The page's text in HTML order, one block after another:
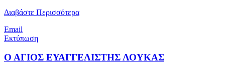
Διαβάστε Περισσότερα
Email
Εκτύπωση
Ο ΑΓΙΟΣ ΕΥΑΓΓΕΛΙΣΤΗΣ ΛΟΥΚΑΣ